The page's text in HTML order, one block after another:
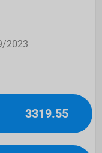
2023
3319.55